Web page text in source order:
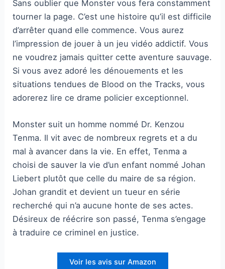
Sans oublier que Monster vous fera constamment
tourner la page. C’est une histoire qu’il est difficile
d’arrêter quand elle commence. Vous aurez
l’impression de jouer à un jeu vidéo addictif. Vous
ne voudrez jamais quitter cette aventure sauvage.
Si vous avez adoré les dénouements et les
situations tendues de Blood on the Tracks, vous
adorerez lire ce drame policier exceptionnel.
Monster suit un homme nommé Dr. Kenzou
Tenma. Il vit avec de nombreux regrets et a du
mal à avancer dans la vie. En effet, Tenma a
choisi de sauver la vie d’un enfant nommé Johan
Liebert plutôt que celle du maire de sa région.
Johan grandit et devient un tueur en série
recherché qui n’a aucune honte de ses actes.
Désireux de réécrire son passé, Tenma s’engage
à traduire ce criminel en justice.
Voir les avis sur Amazon